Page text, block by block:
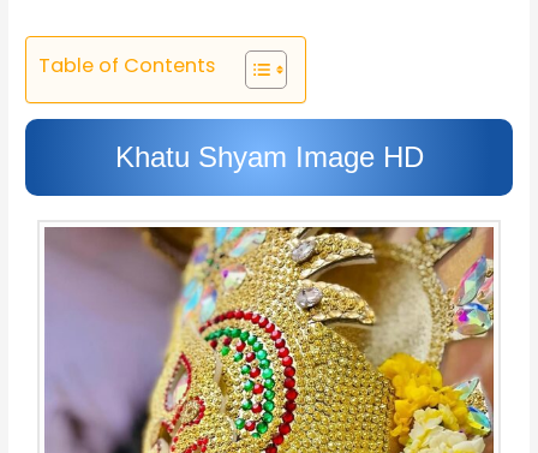
Table of Contents
Khatu Shyam Image HD